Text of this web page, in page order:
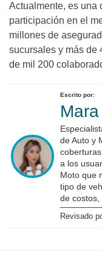
Actualmente, es una
participación en el
millones de
sucursales y más de
de mil 200
Escrito por:
de Auto y
a los
Moto que
tipo de
de costos,
Revisado